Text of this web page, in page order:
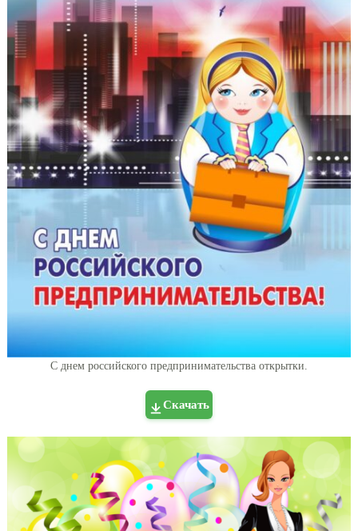
С днем российского предпринимательства открытки.
Скачать